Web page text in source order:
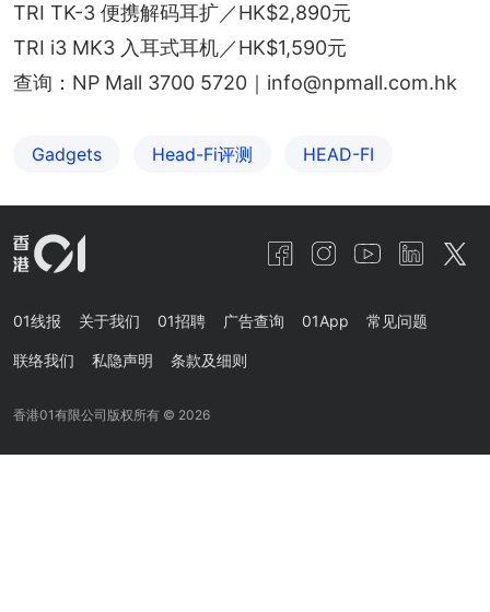
TRI TK-3 便携解码耳扩／HK$2,890元
TRI i3 MK3 入耳式耳机／HK$1,590元
查询：NP Mall 3700 5720｜info@npmall.com.hk
Gadgets Head-Fi评测 HEAD-FI
01线报 关于我们 01招聘 广告查询 01App 常见问题
联络我们 私隐声明 条款及细则
香港01有限公司版权所有 © 2026